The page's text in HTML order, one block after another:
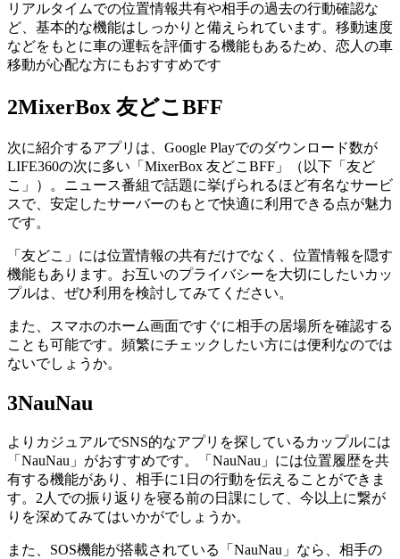
リアルタイムでの位置情報共有や相手の過去の行動確認な
ど、基本的な機能はしっかりと備えられています。移動速度
などをもとに車の運転を評価する機能もあるため、恋人の車
移動が心配な方にもおすすめです
2MixerBox 友どこBFF
次に紹介するアプリは、Google Playでのダウンロード数が
LIFE360の次に多い「MixerBox 友どこBFF」（以下「友ど
こ」）。ニュース番組で話題に挙げられるほど有名なサービ
スで、安定したサーバーのもとで快適に利用できる点が魅力
です。
「友どこ」には位置情報の共有だけでなく、位置情報を隠す
機能もあります。お互いのプライバシーを大切にしたいカッ
プルは、ぜひ利用を検討してみてください。
また、スマホのホーム画面ですぐに相手の居場所を確認する
ことも可能です。頻繁にチェックしたい方には便利なのでは
ないでしょうか。
3NauNau
よりカジュアルでSNS的なアプリを探しているカップルには
「NauNau」がおすすめです。「NauNau」には位置履歴を共
有する機能があり、相手に1日の行動を伝えることができま
す。2人での振り返りを寝る前の日課にして、今以上に繋が
りを深めてみてはいかがでしょうか。
また、SOS機能が搭載されている「NauNau」なら、相手の